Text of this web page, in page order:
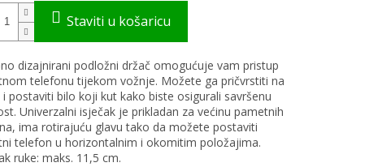
dizajnirani podložni držač omogućuje vam pristup
telefonu tijekom vožnje. Možete ga pričvrstiti na
i postaviti bilo koji kut kako biste osigurali savršenu
Univerzalni isječak je prikladan za većinu pametnih
ima rotirajuću glavu tako da možete postaviti
telefon u horizontalnim i okomitim položajima.
ruke: maks. 11,5 cm.